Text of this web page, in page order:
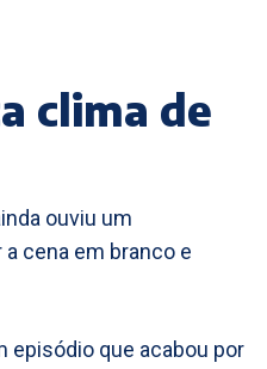
clima de
ouviu um
cena em branco e
episódio que acabou por